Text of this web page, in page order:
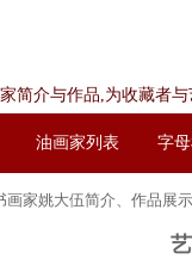
简介与作品,为收藏者
油画家列表 字
画家姚大伍简介、作品展示